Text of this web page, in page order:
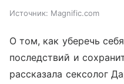
Источник: Magnific.com
О том, как уберечь
последствий и
рассказала сексолог